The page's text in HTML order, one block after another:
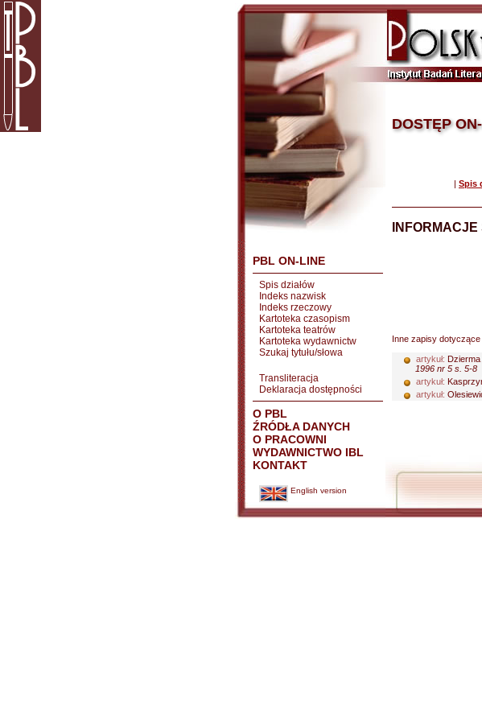
PBL ON-LINE
Spis działów
Indeks nazwisk
Indeks rzeczowy
Kartoteka czasopism
Kartoteka teatrów
Kartoteka wydawnictw
Szukaj tytułu/słowa
Transliteracja
Deklaracja dostępności
O PBL
ŹRÓDŁA DANYCH
O PRACOWNI
WYDAWNICTWO IBL
KONTAKT
English version
DOSTĘP
| Spis
Inne zapisy dotyczące
artykuł: Dzierma
1996 nr 5 s. 5-8
artykuł:
artykuł: